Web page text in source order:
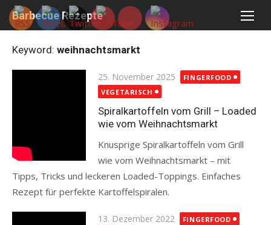
Skip
Barbecue Rezepte
Keyword: weihnachtsmarkt
Posted
on
25. November 2025
FINGERFOOD
VEGETARISCH
Spiralkartoffeln vom Grill – Loaded
wie vom Weihnachtsmarkt
Knusprige Spiralkartoffeln vom Grill
wie vom Weihnachtsmarkt – mit
Tipps, Tricks und leckeren Loaded-Toppings. Einfaches
Rezept für perfekte Kartoffelspiralen.
Posted
13. Dezember 2022
FINGERFOOD